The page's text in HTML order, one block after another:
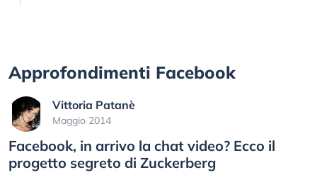
Approfondimenti Facebook
Vittoria Patanè
Maggio 2014
Facebook, in arrivo la chat video? Ecco il
progetto segreto di Zuckerberg